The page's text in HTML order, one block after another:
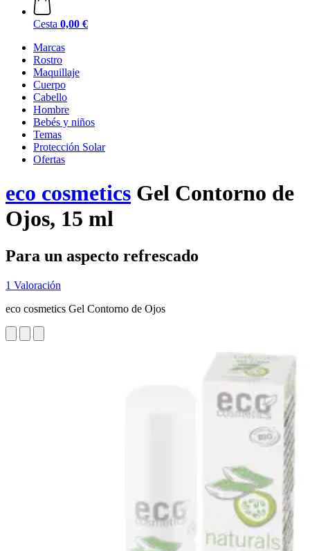
Cesta 0,00 €
Marcas
Rostro
Maquillaje
Cuerpo
Cabello
Hombre
Bebés y niños
Temas
Protección Solar
Ofertas
eco cosmetics Gel Contorno de
Ojos, 15 ml
Para un aspecto refrescado
1 Valoración
eco cosmetics Gel Contorno de Ojos